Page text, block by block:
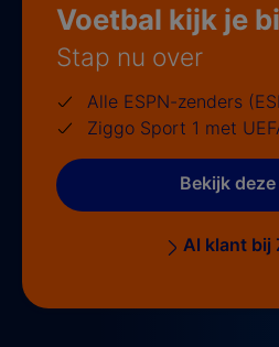
Voetbal kijk je
Stap nu over
Alle ESPN-zenders
Ziggo Sport 1 met
Bekijk deze
Al klant bij